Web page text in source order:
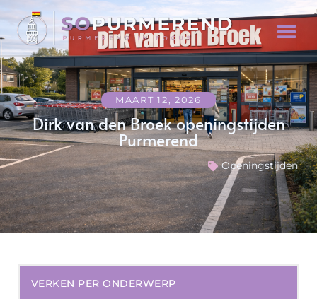
MAART 12, 2026
Dirk van den Broek openingstijden
Purmerend
Openingstijden
VERKEN PER ONDERWERP